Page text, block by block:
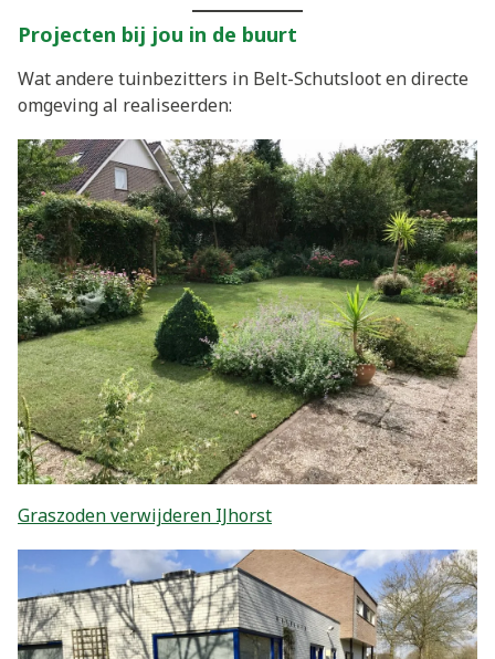
Projecten bij jou in de buurt
Wat andere tuinbezitters in Belt-Schutsloot en directe
omgeving al realiseerden:
Graszoden verwijderen IJhorst